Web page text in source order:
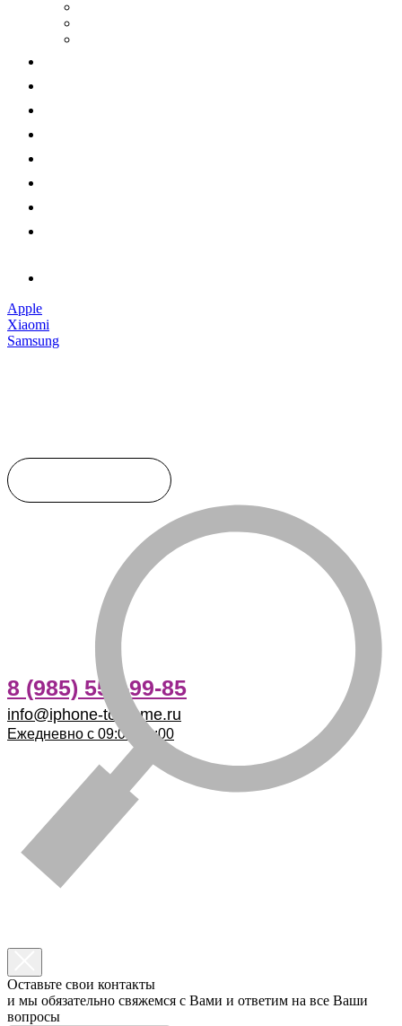
Apple
Xiaomi
Samsung
8 (985) 555-99-85
info@iphone-to-home.ru
Ежедневно с 09:00-21:00
Оставьте свои контакты
и мы обязательно свяжемся с Вами и ответим на все Ваши
вопросы